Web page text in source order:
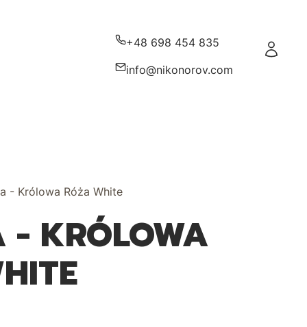
+48 698 454 835
info@nikonorov.com
Zaloguj
- Królowa Róża White
- KRÓLOWA